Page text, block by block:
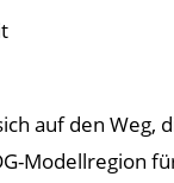
auf den Weg,
Modellregion